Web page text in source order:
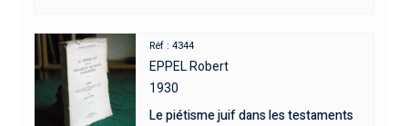
Réf : 4344
EPPEL Robert
1930
Le piétisme juif dans les testaments